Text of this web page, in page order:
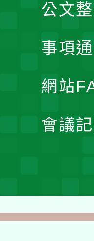
公文
事項
網站
會議